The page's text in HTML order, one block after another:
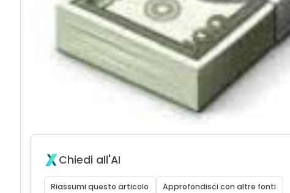
Chiedi all'AI
Riassumi questo articolo Approfondisci con altre fonti